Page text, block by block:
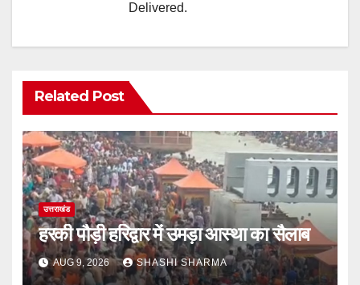
Delivered.
Related Post
उत्तराखंड
हरकी पौड़ी हरिद्वार में उमड़ा आस्था का सैलाब
AUG 9, 2026 SHASHI SHARMA